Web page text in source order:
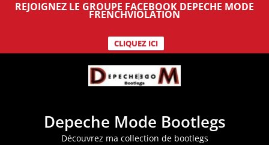
REJOIGNEZ LE GROUPE FACEBOOK DEPECHE MODE
FRENCHVIOLATION
CLIQUEZ ICI
Depeche Mode Bootlegs
Découvrez ma collection de bootlegs